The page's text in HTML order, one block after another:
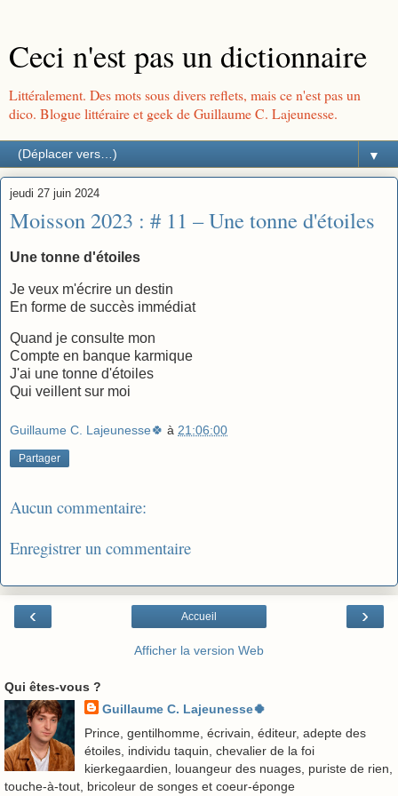
Ceci n'est pas un dictionnaire
Littéralement. Des mots sous divers reflets, mais ce n'est pas un
dico. Blogue littéraire et geek de Guillaume C. Lajeunesse.
▼
jeudi 27 juin 2024
Moisson 2023 : # 11 – Une tonne d'étoiles
Une tonne d'étoiles
Je veux m'écrire un destin
En forme de succès immédiat
Quand je consulte mon
Compte en banque karmique
J'ai une tonne d'étoiles
Qui veillent sur moi
Guillaume C. Lajeunesse🍀 à 21:06:00
Partager
Aucun commentaire:
Enregistrer un commentaire
‹ ›
Accueil
Afficher la version Web
Qui êtes-vous ?
Guillaume C. Lajeunesse🍀
Prince, gentilhomme, écrivain, éditeur, adepte des
étoiles, individu taquin, chevalier de la foi
kierkegaardien, louangeur des nuages, puriste de rien,
touche-à-tout, bricoleur de songes et coeur-éponge